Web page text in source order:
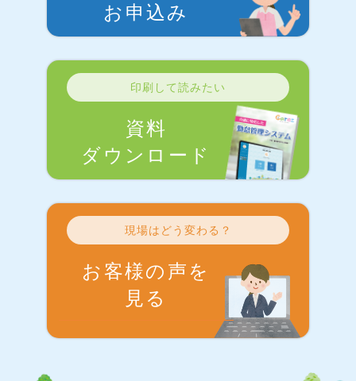
お申込み
印刷して読みたい
資料
ダウンロード
現場はどう変わる？
お客様の声を
見る